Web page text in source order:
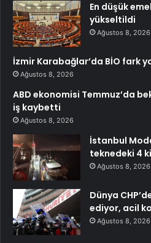
En düşük
yükseltildi
Ağustos 8, 2026
İzmir Karabağlar’da BİO fark
Ağustos 8, 2026
ABD ekonomisi Temmuz’da
iş kaybetti
Ağustos 8, 2026
İstanbul
teknedeki 4
Ağustos 8, 2026
Dünya
ediyor, acil
Ağustos 8, 2026